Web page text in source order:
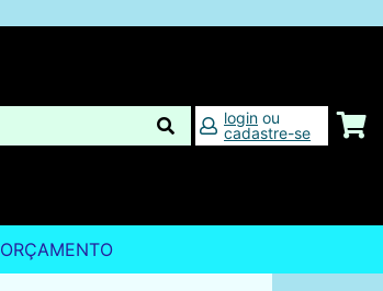
login ou
cadastre-se
ORÇAMENTO